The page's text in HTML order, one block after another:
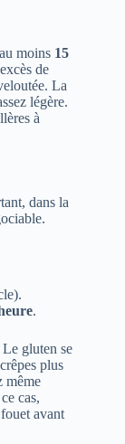
moins 15
de
La
légère.
à
dans la
.
gluten se
plus
même
cas,
avant